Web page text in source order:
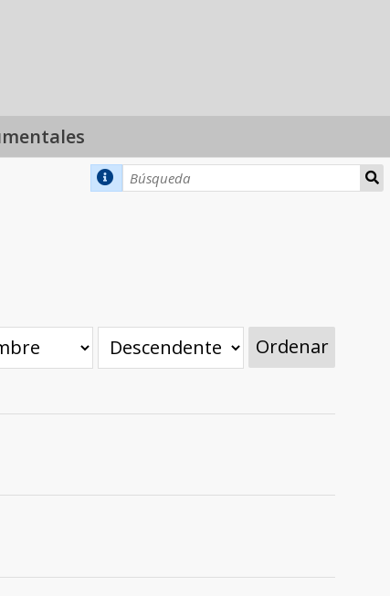
Ordenar